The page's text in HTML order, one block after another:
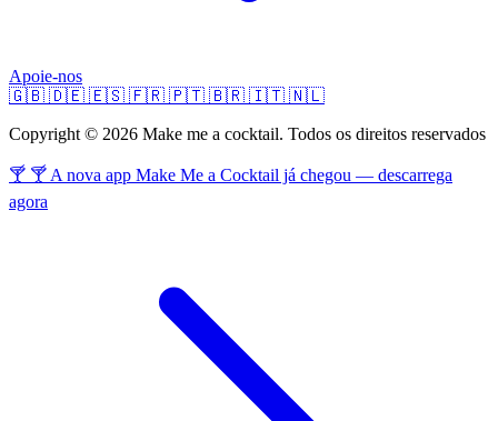
Apoie-nos
🇬🇧 🇩🇪 🇪🇸 🇫🇷 🇵🇹 🇧🇷 🇮🇹 🇳🇱
Copyright © 2026 Make me a cocktail. Todos os direitos reservados
🍸 🍸 A nova app Make Me a Cocktail já chegou — descarrega
agora